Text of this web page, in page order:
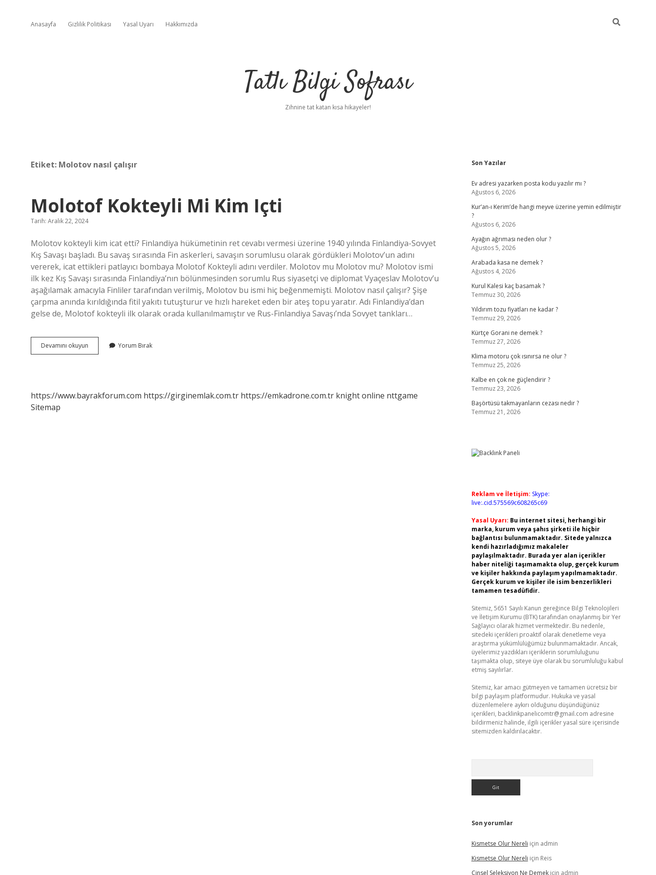
Anasayfa Gizlilik Politikası Yasal Uyarı Hakkımızda
Tatlı Bilgi Sofrası
Zihnine tat katan kısa hikayeler!
Etiket: Molotov nasıl çalışır
Molotof Kokteyli Mi Kim Içti
Tarih: Aralık 22, 2024
Molotov kokteyli kim icat etti? Finlandiya hükümetinin ret cevabı vermesi üzerine 1940 yılında Finlandiya-Sovyet
Kış Savaşı başladı. Bu savaş sırasında Fin askerleri, savaşın sorumlusu olarak gördükleri Molotov’un adını
vererek, icat ettikleri patlayıcı bombaya Molotof Kokteyli adını verdiler. Molotov mu Molotov mu? Molotov ismi
ilk kez Kış Savaşı sırasında Finlandiya’nın bölünmesinden sorumlu Rus siyasetçi ve diplomat Vyaçeslav Molotov’u
aşağılamak amacıyla Finliler tarafından verilmiş, Molotov bu ismi hiç beğenmemişti. Molotov nasıl çalışır? Şişe
çarpma anında kırıldığında fitil yakıtı tutuşturur ve hızlı hareket eden bir ateş topu yaratır. Adı Finlandiya’dan
gelse de, Molotof kokteyli ilk olarak orada kullanılmamıştır ve Rus-Finlandiya Savaşı’nda Sovyet tankları…
Devamını okuyun Molotof
Kokteyli
Yorum Bırak
https://www.bayrakforum.com https://girginemlak.com.tr https://emkadrone.com.tr knight online nttgame
Sitemap
Sidebar
Son Yazılar
Ev adresi yazarken posta kodu yazılır mı ?
Ağustos 6, 2026
Kur’an-ı Kerim’de hangi meyve üzerine yemin edilmiştir
?
Ağustos 6, 2026
Ayağın ağrıması neden olur ?
Ağustos 5, 2026
Arabada kasa ne demek ?
Ağustos 4, 2026
Kurul Kalesi kaç basamak ?
Temmuz 30, 2026
Yıldırım tozu fiyatları ne kadar ?
Temmuz 29, 2026
Kürtçe Gorani ne demek ?
Temmuz 27, 2026
Klima motoru çok ısınırsa ne olur ?
Temmuz 25, 2026
Kalbe en çok ne güçlendirir ?
Temmuz 23, 2026
Başörtüsü takmayanların cezası nedir ?
Temmuz 21, 2026
Reklam ve İletişim: Skype:
live:.cid.575569c608265c69
Yasal Uyarı: Bu internet sitesi, herhangi bir
marka, kurum veya şahıs şirketi ile hiçbir
bağlantısı bulunmamaktadır. Sitede yalnızca
kendi hazırladığımız makaleler
paylaşılmaktadır. Burada yer alan içerikler
haber niteliği taşımamakta olup, gerçek kurum
ve kişiler hakkında paylaşım yapılmamaktadır.
Gerçek kurum ve kişiler ile isim benzerlikleri
tamamen tesadüfidir.
Sitemiz, 5651 Sayılı Kanun gereğince Bilgi Teknolojileri
ve İletişim Kurumu (BTK) tarafından onaylanmış bir Yer
Sağlayıcı olarak hizmet vermektedir. Bu nedenle,
sitedeki içerikleri proaktif olarak denetleme veya
araştırma yükümlülüğümüz bulunmamaktadır. Ancak,
üyelerimiz yazdıkları içeriklerin sorumluluğunu
taşımakta olup, siteye üye olarak bu sorumluluğu kabul
etmiş sayılırlar.
Sitemiz, kar amacı gütmeyen ve tamamen ücretsiz bir
bilgi paylaşım platformudur. Hukuka ve yasal
düzenlemelere aykırı olduğunu düşündüğünüz
içerikleri, backlinkpanelicomtr@gmail.com adresine
bildirmeniz halinde, ilgili içerikler yasal süre içerisinde
sitemizden kaldırılacaktır.
Son yorumlar
Kismetse Olur Nereli için admin
Kismetse Olur Nereli için Reis
Cinsel Seleksiyon Ne Demekiçin admin